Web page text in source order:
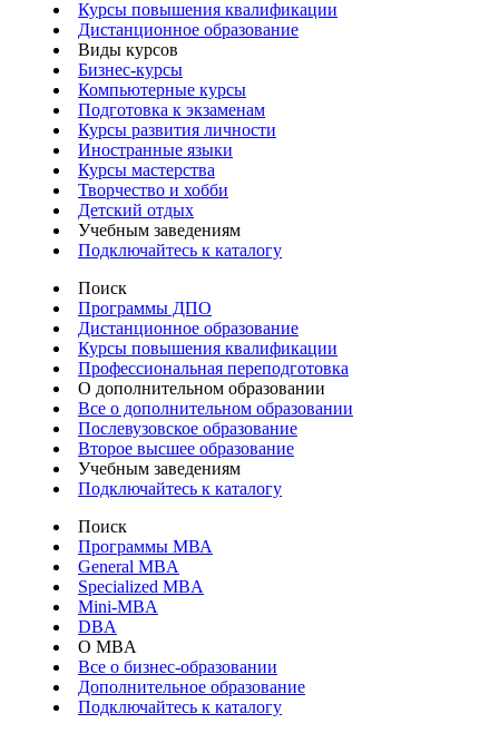
Курсы повышения квалификации
Дистанционное образование
Виды курсов
Бизнес-курсы
Компьютерные курсы
Подготовка к экзаменам
Курсы развития личности
Иностранные языки
Курсы мастерства
Творчество и хобби
Детский отдых
Учебным заведениям
Подключайтесь к каталогу
Поиск
Программы ДПО
Дистанционное образование
Курсы повышения квалификации
Профессиональная переподготовка
О дополнительном образовании
Все о дополнительном образовании
Послевузовское образование
Второе высшее образование
Учебным заведениям
Подключайтесь к каталогу
Поиск
Программы МВА
General MBA
Specialized MBA
Mini-MBA
DBA
О MBA
Все о бизнес-образовании
Дополнительное образование
Подключайтесь к каталогу